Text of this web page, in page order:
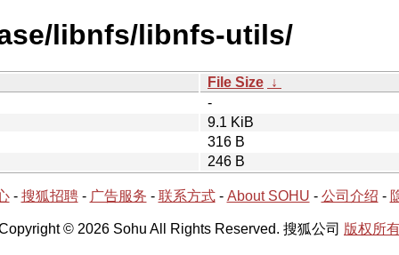
libnfs/libnfs-utils/
File Size ↓
-
9.1 KiB
316 B
246 B
- 搜狐招聘- 广告服务 - 联系方式- About SOHU - 公司介绍 -
© 2026 Sohu All Rights Reserved. 搜狐公司 版权所